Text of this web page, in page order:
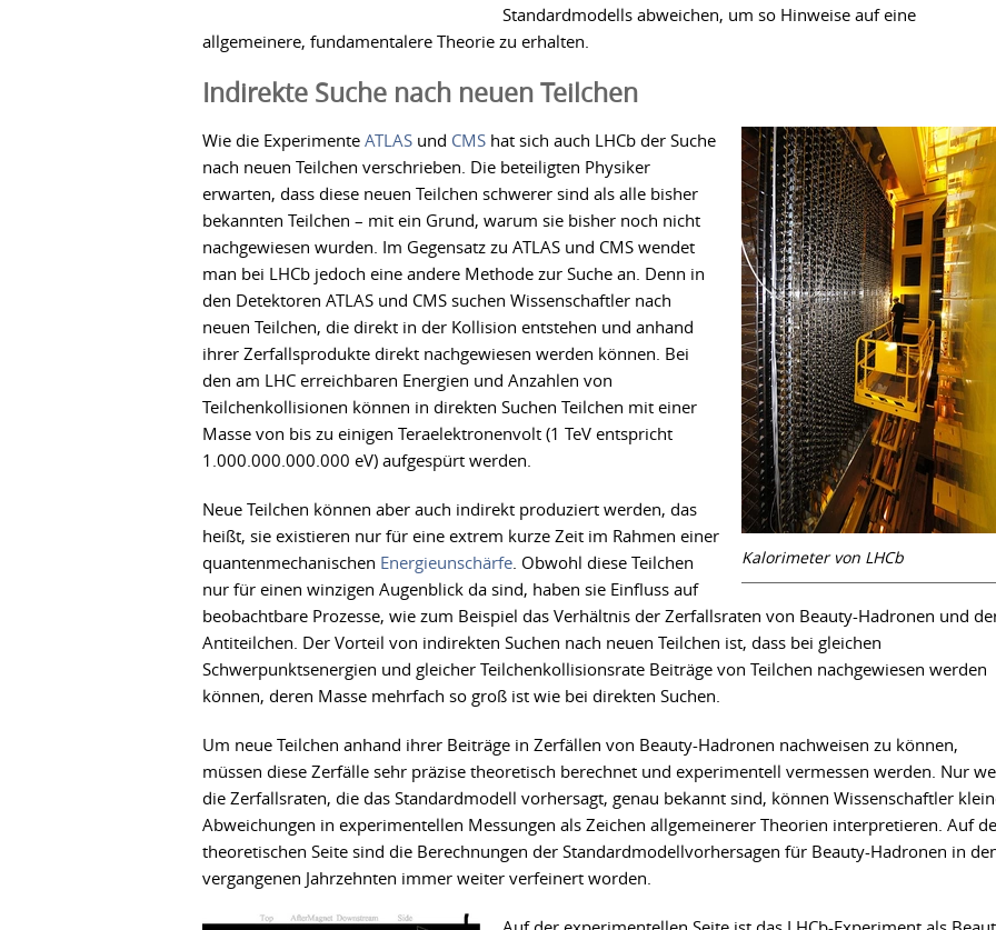
Standardmodells abweichen, um so Hinweise auf eine
allgemeinere, fundamentalere Theorie zu erhalten.
Indirekte Suche nach neuen Teilchen
Kalorimeter von LHCb
Wie die Experimente ATLAS und CMS hat sich auch LHCb der Suche
nach neuen Teilchen verschrieben. Die beteiligten Physiker
erwarten, dass diese neuen Teilchen schwerer sind als alle bisher
bekannten Teilchen – mit ein Grund, warum sie bisher noch nicht
nachgewiesen wurden. Im Gegensatz zu ATLAS und CMS wendet
man bei LHCb jedoch eine andere Methode zur Suche an. Denn in
den Detektoren ATLAS und CMS suchen Wissenschaftler nach
neuen Teilchen, die direkt in der Kollision entstehen und anhand
ihrer Zerfallsprodukte direkt nachgewiesen werden können. Bei
den am LHC erreichbaren Energien und Anzahlen von
Teilchenkollisionen können in direkten Suchen Teilchen mit einer
Masse von bis zu einigen Teraelektronenvolt (1 TeV entspricht
1.000.000.000.000 eV) aufgespürt werden.
Neue Teilchen können aber auch indirekt produziert werden, das
heißt, sie existieren nur für eine extrem kurze Zeit im Rahmen einer
quantenmechanischen Energieunschärfe. Obwohl diese Teilchen
nur für einen winzigen Augenblick da sind, haben sie Einfluss auf
beobachtbare Prozesse, wie zum Beispiel das Verhältnis der Zerfallsraten von Beauty-Hadronen und
Antiteilchen. Der Vorteil von indirekten Suchen nach neuen Teilchen ist, dass bei gleichen
Schwerpunktsenergien und gleicher Teilchenkollisionsrate Beiträge von Teilchen nachgewiesen werden
können, deren Masse mehrfach so groß ist wie bei direkten Suchen.
Um neue Teilchen anhand ihrer Beiträge in Zerfällen von Beauty-Hadronen nachweisen zu können,
müssen diese Zerfälle sehr präzise theoretisch berechnet und experimentell vermessen werden. Nur
die Zerfallsraten, die das Standardmodell vorhersagt, genau bekannt sind, können Wissenschaftler
Abweichungen in experimentellen Messungen als Zeichen allgemeinerer Theorien interpretieren. Auf
theoretischen Seite sind die Berechnungen der Standardmodellvorhersagen für Beauty-Hadronen in
vergangenen Jahrzehnten immer weiter verfeinert worden.